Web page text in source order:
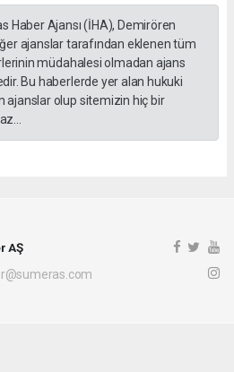
Haber Ajansı (İHA), Demirören
ajanslar tarafından eklenen tüm
müdahalesi olmadan ajans
Bu haberlerde yer alan hukuki
ajanslar olup sitemizin hiç bir
AŞ